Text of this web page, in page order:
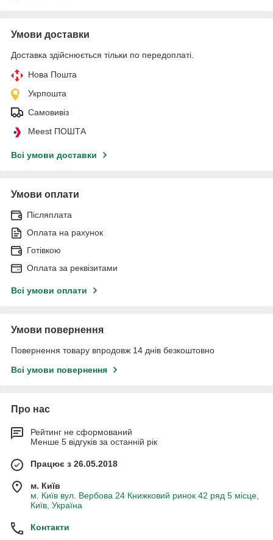
Умови доставки
Доставка здійснюється тільки по передоплаті.
Нова Пошта
Укрпошта
Самовивіз
Meest ПОШТА
Всі умови доставки
Умови оплати
Післяплата
Оплата на рахунок
Готівкою
Оплата за реквізитами
Всі умови оплати
Умови повернення
Повернення товару впродовж 14 днів безкоштовно
Всі умови повернення
Про нас
Рейтинг не сформований
Менше 5 відгуків за останній рік
Працює з 26.05.2018
м. Київ
м. Київ вул. Вербова 24 Книжковий ринок 42 ряд 5 місце,
Київ, Україна
Контакти